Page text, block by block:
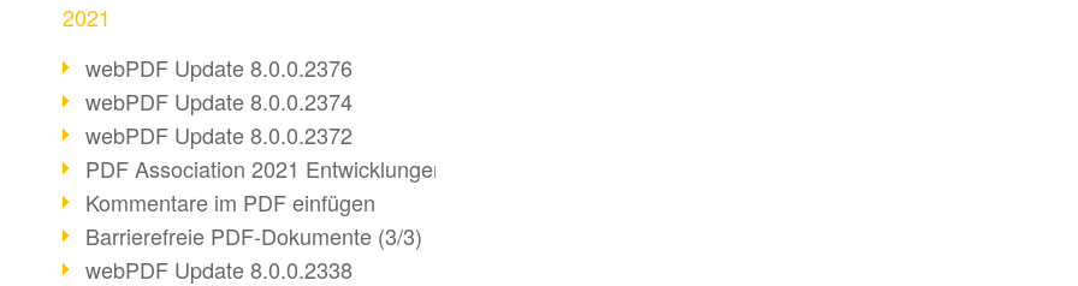
2021
webPDF Update 8.0.0.2376
webPDF Update 8.0.0.2374
webPDF Update 8.0.0.2372
PDF Association 2021 Entwicklungen
Kommentare im PDF einfügen
Barrierefreie PDF-Dokumente (3/3)
webPDF Update 8.0.0.2338